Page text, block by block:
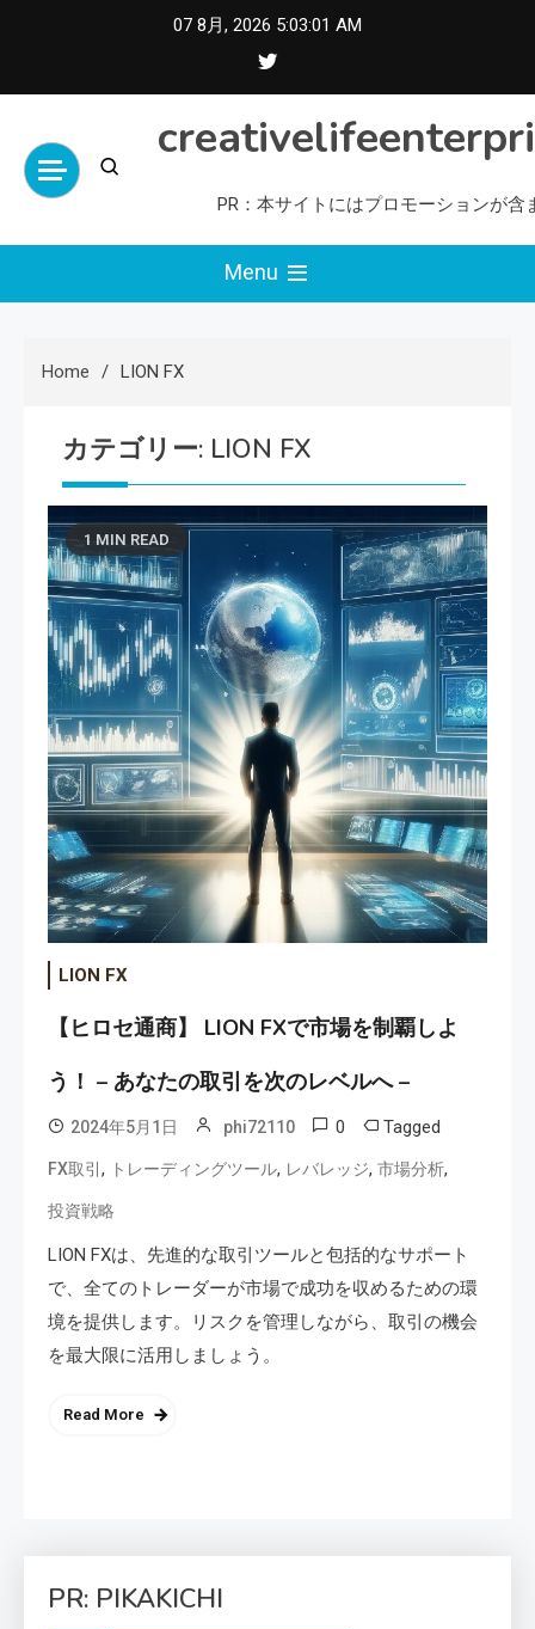
07 8月, 2026 5:03:02 AM
PR：本サイトにはプロモーションが含
Menu
Home LION FX
カテゴリー: LION FX
1 MIN READ
LION FX
【ヒロセ通商】 LION FXで市場を制覇しよ
う！ – あなたの取引を次のレベルへ –
2024年5月1日 phi72110 0 Tagged
FX取引 , トレーディングツール, レバレッジ, 市場分析,
投資戦略
LION FXは、先進的な取引ツールと包括的なサポート
で、全てのトレーダーが市場で成功を収めるための環
境を提供します。リスクを管理しながら、取引の機会
を最大限に活用しましょう。
Read More
PR: PIKAKICHI